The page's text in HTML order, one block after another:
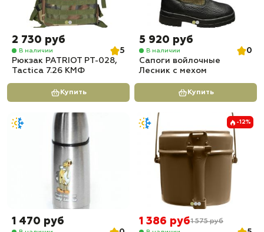
2 730 руб
В наличии
5
Рюкзак PATRIOT РТ-028,
Tactica 7.26 КМФ
Купить
5 920 руб
В наличии
0
Сапоги войлочные
Лесник с мехом
Купить
1 470 руб
-12%
1 386 руб1 575 руб